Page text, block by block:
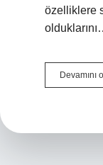
özelliklere
Devamını